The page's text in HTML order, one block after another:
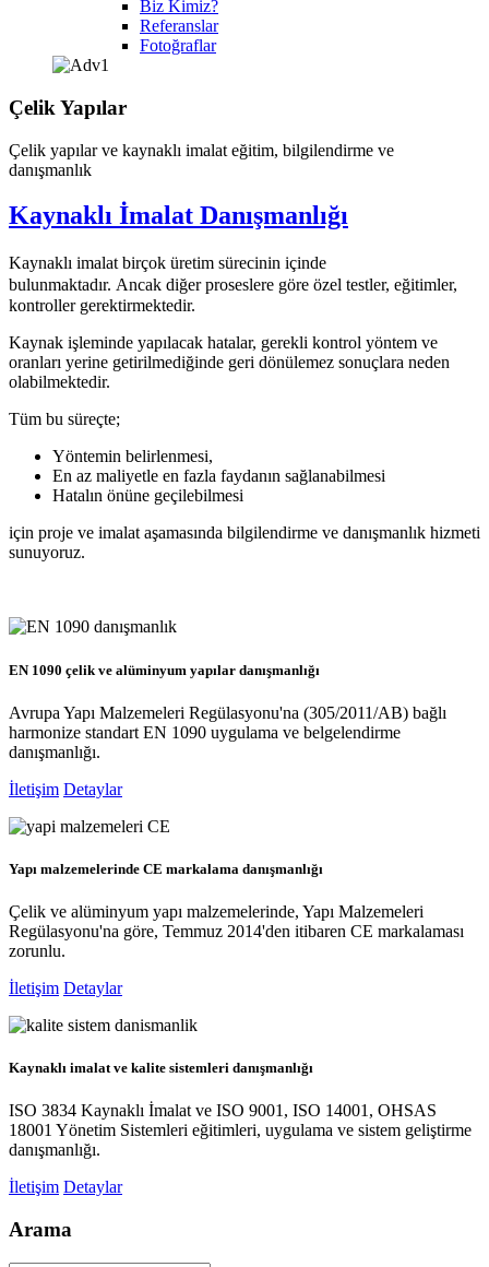
Biz Kimiz?
Referanslar
Fotoğraflar
Çelik Yapılar
Çelik yapılar ve kaynaklı imalat eğitim, bilgilendirme ve
danışmanlık
Kaynaklı İmalat Danışmanlığı
Kaynaklı imalat birçok üretim sürecinin içinde
bulunmaktadır. Ancak diğer proseslere göre özel testler, eğitimler,
kontroller gerektirmektedir.
Kaynak işleminde yapılacak hatalar, gerekli kontrol yöntem ve
oranları yerine getirilmediğinde geri dönülemez sonuçlara neden
olabilmektedir.
Tüm bu süreçte;
Yöntemin belirlenmesi,
En az maliyetle en fazla faydanın sağlanabilmesi
Hatalın önüne geçilebilmesi
için proje ve imalat aşamasında bilgilendirme ve danışmanlık hizmeti
sunuyoruz.
EN 1090 çelik ve alüminyum yapılar danışmanlığı
Avrupa Yapı Malzemeleri Regülasyonu'na (305/2011/AB) bağlı
harmonize standart EN 1090 uygulama ve belgelendirme
danışmanlığı.
İletişim Detaylar
Yapı malzemelerinde CE markalama danışmanlığı
Çelik ve alüminyum yapı malzemelerinde, Yapı Malzemeleri
Regülasyonu'na göre, Temmuz 2014'den itibaren CE markalaması
zorunlu.
İletişim Detaylar
Kaynaklı imalat ve kalite sistemleri danışmanlığı
ISO 3834 Kaynaklı İmalat ve ISO 9001, ISO 14001, OHSAS
18001 Yönetim Sistemleri eğitimleri, uygulama ve sistem geliştirme
danışmanlığı.
İletişim Detaylar
Arama